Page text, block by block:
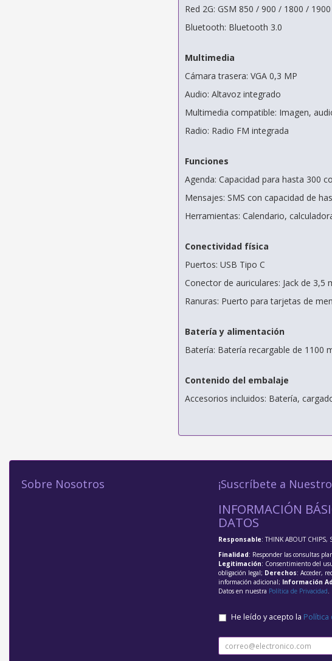
Red 2G: GSM 850 / 900 / 1800 /
Bluetooth: Bluetooth 3.0
Multimedia
Cámara trasera: VGA 0,3 MP
Audio: Altavoz integrado
Multimedia compatible: Imagen,
Radio: Radio FM integrada
Funciones
Agenda: Capacidad para hasta 300
Mensajes: SMS con capacidad de
Herramientas: Calendario,
Conectividad física
Puertos: USB Tipo C
Conector de auriculares: Jack de 3,5
Ranuras: Puerto para tarjetas de
Batería y alimentación
Batería: Batería recargable de 1100
Contenido del embalaje
Accesorios incluidos: Batería,
Sobre Nosotros ¡Suscríbete a
INFORMACIÓN
DATOS
Responsable: THINK ABOUT CHIPS,
Finalidad: Responder las consultas
Legitimación: Consentimiento del
obligación legal; Derechos: Acceder,
información adicional; Información
Datos en nuestra Política de Privacidad.
He leído y acepto la Política